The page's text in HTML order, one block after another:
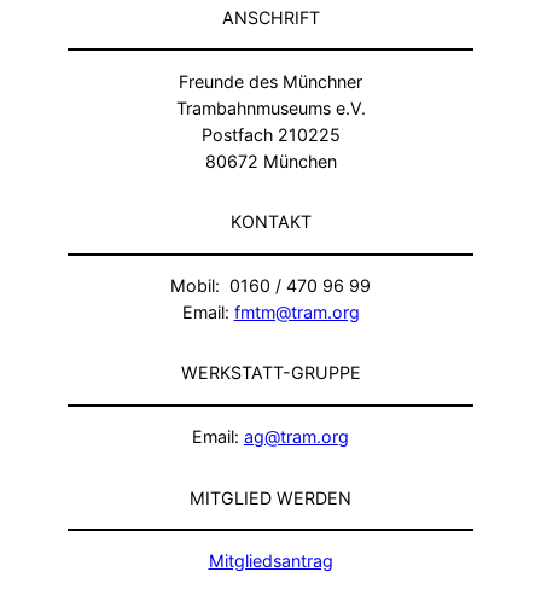
ANSCHRIFT
Freunde des Münchner
Trambahnmuseums e.V.
Postfach 210225
80672 München
KONTAKT
Mobil: 0160 / 470 96 99
Email: fmtm@tram.org
WERKSTATT-GRUPPE
Email: ag@tram.org
MITGLIED WERDEN
Mitgliedsantrag